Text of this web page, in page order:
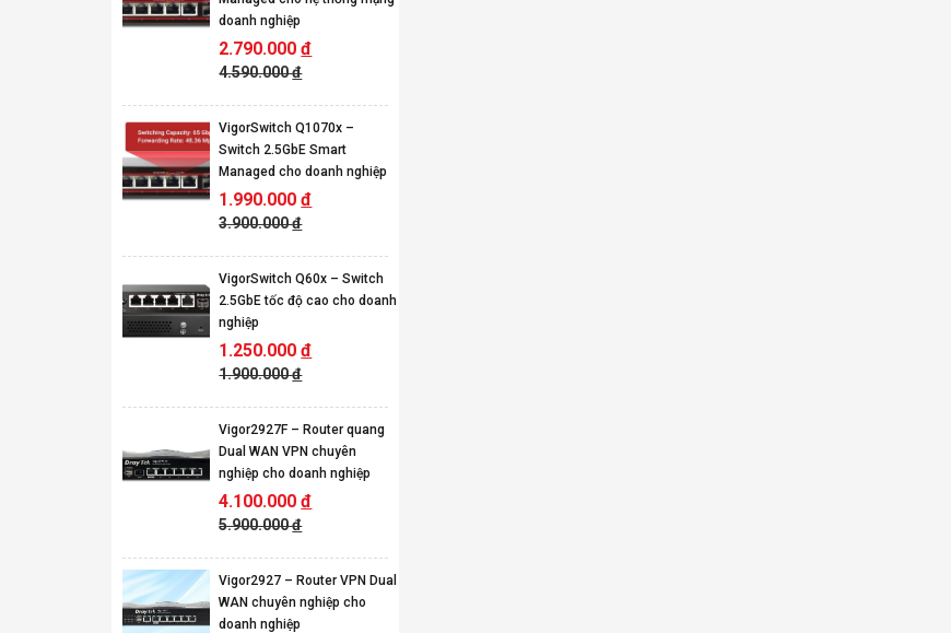
doanh nghiệp
2.790.000đ
4.590.000đ
VigorSwitch Q1070x –
Switch 2.5GbE Smart
Managed cho doanh nghiệp
1.990.000đ
3.900.000đ
VigorSwitch Q60x – Switch
2.5GbE tốc độ cao cho doanh
nghiệp
1.250.000đ
1.900.000đ
Vigor2927F – Router quang
Dual WAN VPN chuyên
nghiệp cho doanh nghiệp
4.100.000đ
5.900.000đ
Vigor2927 – Router VPN Dual
WAN chuyên nghiệp cho
doanh nghiệp